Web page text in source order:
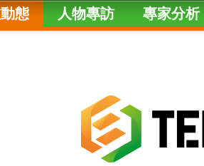
態 人物專訪 專家分析